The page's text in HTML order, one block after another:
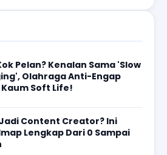
Pelan? Kenalan Sama 'Slow
Olahraga Anti-Engap
Soft Life!
Content Creator? Ini
Lengkap Dari 0 Sampai